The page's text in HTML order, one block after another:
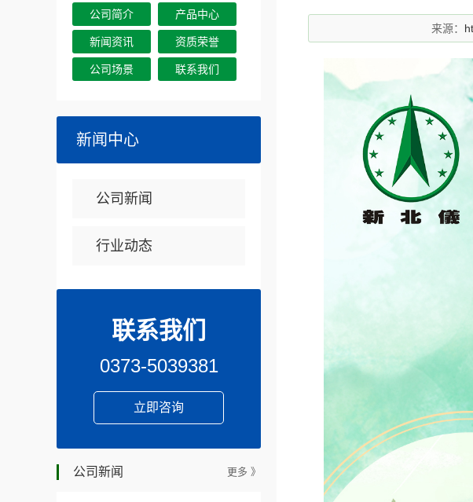
来源：
公司简介 产品中心
新闻资讯 资质荣誉
公司场景 联系我们
新闻中心
公司新闻
行业动态
联系我们
0373-5039381
立即咨询
公司新闻 更多 》